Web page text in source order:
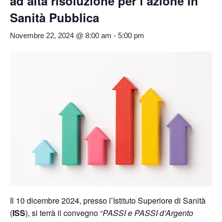
Sanità Pubblica
Novembre 22, 2024 @ 8:00 am - 5:00 pm
Il 10 dicembre 2024, presso l’Istituto Superiore di Sanità
(ISS), si terrà il convegno “PASSI e PASSI d’Argento